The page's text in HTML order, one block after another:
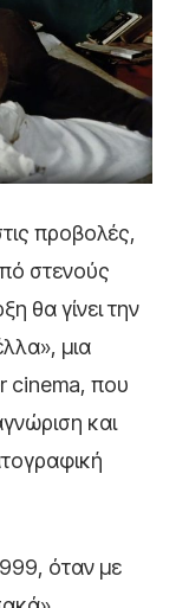
προβολές,
στενούς
θα γίνει την
μια
cinema, που
και
όταν με